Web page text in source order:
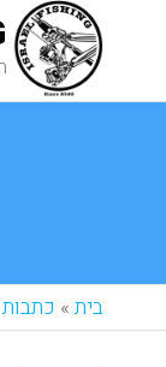
בית» כתבות